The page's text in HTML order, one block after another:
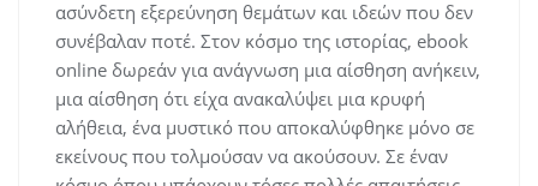
ασύνδετη εξερεύνηση θεμάτων και ιδεών που δεν
συνέβαλαν ποτέ. Στον κόσμο της ιστορίας, ebook
online δωρεάν για ανάγνωση μια αίσθηση ανήκειν,
μια αίσθηση ότι είχα ανακαλύψει μια κρυφή
αλήθεια, ένα μυστικό που αποκαλύφθηκε μόνο σε
εκείνους που τολμούσαν να ακούσουν. Σε έναν